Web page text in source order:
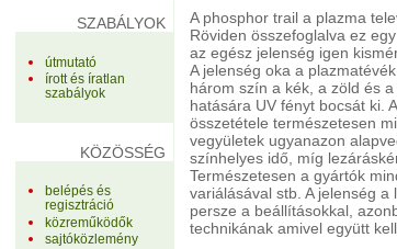
SZABÁLYOK
útmutató
írott és íratlan
szabályok
KÖZÖSSÉG
belépés és
regisztráció
közreműködők
sajtóközlemény
A phosphor trail a plazma
Röviden összefoglalva ez
az egész jelenség igen
A jelenség oka a
három szín a kék, a zöld és
hatására UV fényt bocsát ki.
összetétele természetesen
vegyületek ugyanazon
színhelyes idő, míg
Természetesen a gyártók
variálásával stb. A jelenség
persze a beállításokkal,
technikának amivel együtt